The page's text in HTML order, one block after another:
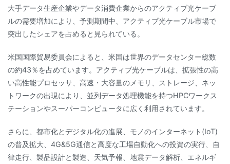
大手データ生産企業やデータ消費企業からのアクティブ光ケーブ
ルの需要増加により、予測期間中、アクティブ光ケーブル市場で
突出したシェアを占めると見られている。
米国国際貿易委員会によると、米国は世界のデータセンター総数
の約43％を占めています。アクティブ光ケーブルは、拡張性の高
い高性能プロセッサ、高速・大容量のメモリ、ストレージ、ネッ
トワークの出現により、並列データ処理機能を持つHPCワークス
テーションやスーパーコンピュータに広く利用されています。
さらに、都市化とデジタル化の進展、モノのインターネット(IoT)
の普及拡大、4G&5G通信と高度な工場自動化への投資の実行、自
律走行、製品設計と製造、天気予報、地震データ解析、エネルギ